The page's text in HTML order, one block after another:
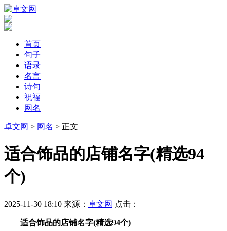
首页
句子
语录
名言
诗句
祝福
网名
卓文网 > 网名 > 正文
​适合饰品的店铺名字(精选94
个)
2025-11-30 18:10 来源： 卓文网 点击：
适合饰品的店铺名字(精选94个)